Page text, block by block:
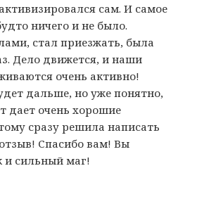
сам. И самое
ничего и не было.
стал приезжать, была
Дело движется, и наши
очень активно!
дальше, но уже понятно,
дает очень хорошие
сразу решила написать
Спасибо вам! Вы
и сильный маг!